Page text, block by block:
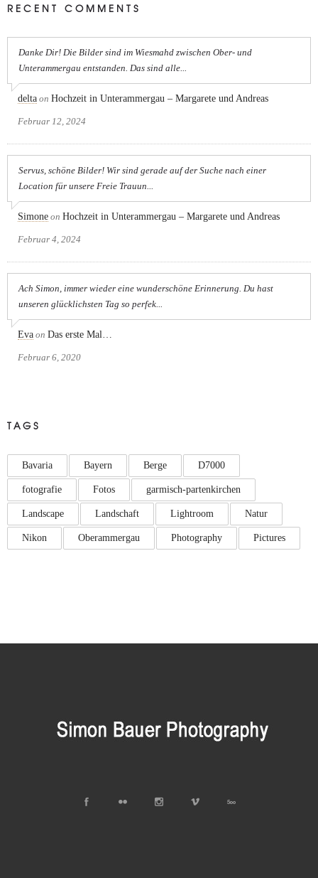
RECENT COMMENTS
Danke Dir! Die Bilder sind im Wiesmahd zwischen Ober- und
Unterammergau entstanden. Das sind alle...
delta on Hochzeit in Unterammergau – Margarete und Andreas
Februar 12, 2024
Servus, schöne Bilder! Wir sind gerade auf der Suche nach einer
Location für unsere Freie Trauun...
Simone on Hochzeit in Unterammergau – Margarete und Andreas
Februar 4, 2024
Ach Simon, immer wieder eine wunderschöne Erinnerung. Du hast
unseren glücklichsten Tag so perfek...
Eva on Das erste Mal…
Februar 6, 2020
TAGS
Bavaria Bayern Berge D7000
fotografie Fotos garmisch-partenkirchen
Landscape Landschaft Lightroom Natur
Nikon Oberammergau Photography Pictures